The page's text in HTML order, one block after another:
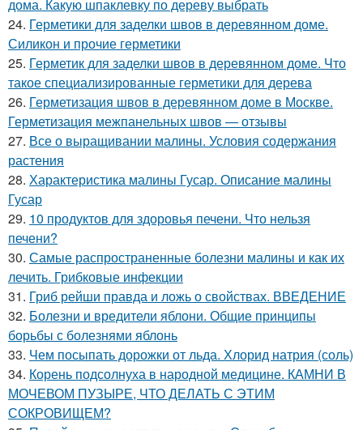
дома. Какую шпаклевку по дереву выбрать
24. Герметики для заделки швов в деревянном доме.
Силикон и прочие герметики
25. Герметик для заделки швов в деревянном доме. Что
такое специализированные герметики для дерева
26. Герметизация швов в деревянном доме в Москве.
Герметизация межпанельных швов — отзывы
27. Все о выращивании малины. Условия содержания
растения
28. Характеристика малины Гусар. Описание малины
Гусар
29. 10 продуктов для здоровья печени. Что нельзя
печени?
30. Самые распространенные болезни малины и как их
лечить. Грибковые инфекции
31. Гриб рейши правда и ложь о свойствах. ВВЕДЕНИЕ
32. Болезни и вредители яблони. Общие принципы
борьбы с болезнями яблонь
33. Чем посыпать дорожки от льда. Хлорид натрия (соль)
34. Корень подсолнуха в народной медицине. КАМНИ В
МОЧЕВОМ ПУЗЫРЕ, ЧТО ДЕЛАТЬ С ЭТИМ
СОКРОВИЩЕМ?